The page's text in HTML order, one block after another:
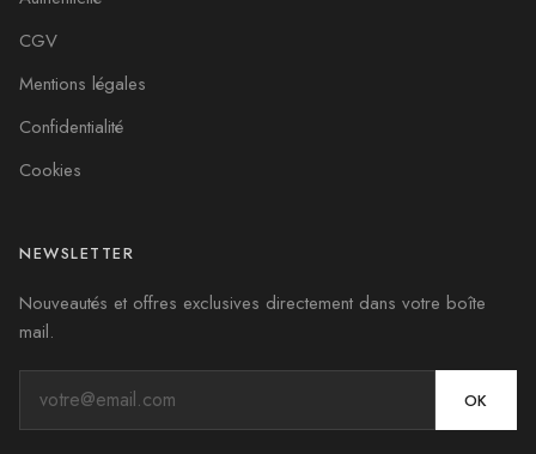
CGV
Mentions légales
Confidentialité
Cookies
NEWSLETTER
Nouveautés et offres exclusives directement dans votre boîte
mail.
OK